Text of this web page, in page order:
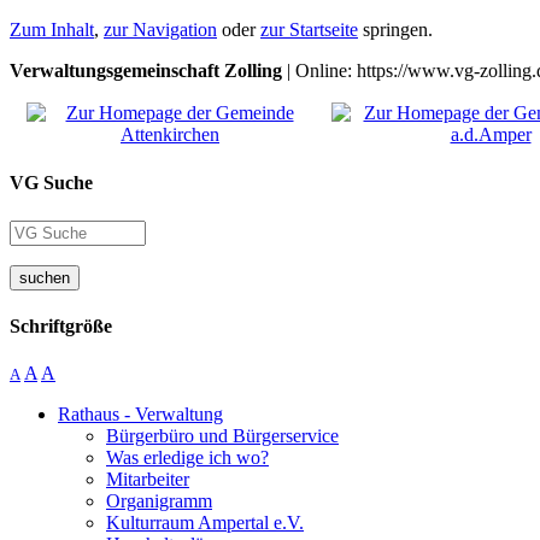
Zum Inhalt, zur Navigation oderzur Startseite springen.
Verwaltungsgemeinschaft Zolling | Online: https://www.vg-
VG Suche
suchen
Schriftgröße
A A A
Rathaus - Verwaltung
Bürgerbüro und Bürgerservice
Was erledige ich wo?
Mitarbeiter
Organigramm
Kulturraum Ampertal e.V.